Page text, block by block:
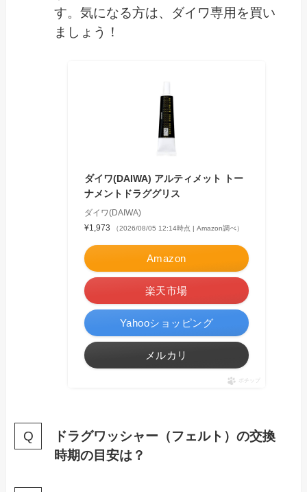
す。気になる方は、ダイワ専用を買い
ましょう！
ダイワ(DAIWA) アルティメット トー
ナメントドラググリス
ダイワ(DAIWA)
¥1,973
（2026/08/05 12:14時点 | Amazon調べ）
Amazon
楽天市場
Yahooショッピング
メルカリ
ポチップ
ドラグワッシャー（フェルト）の交換
時期の目安は？